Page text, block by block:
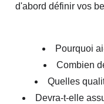
d'abord définir vos
Pourquoi
Combien
Quelles
Devra-t-elle